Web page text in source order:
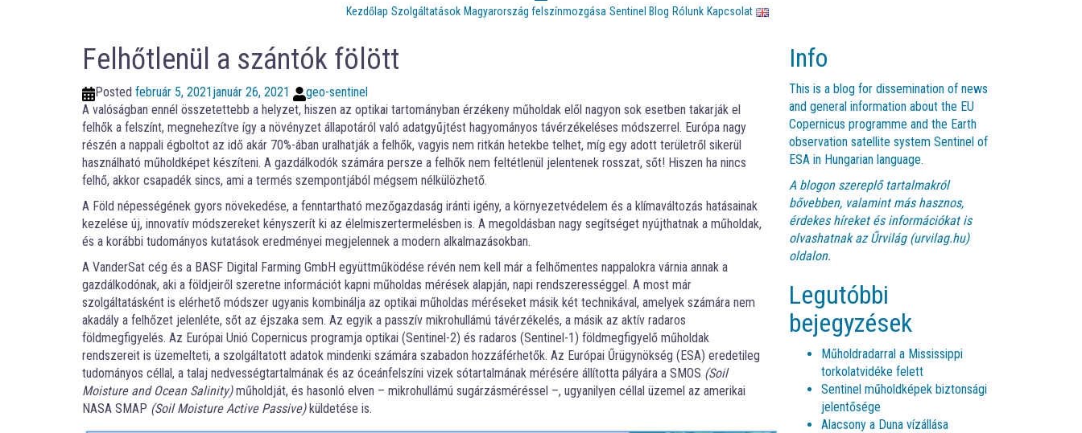
Kezdőlap Szolgáltatások Magyarország felszínmozgása Sentinel Blog Rólunk Kapcsolat
Felhőtlenül a szántók fölött
Posted február 5, 2021január 26, 2021
geo-sentinel
A valóságban ennél összetettebb a helyzet, hiszen az optikai tartományban érzékeny műholdak elől nagyon sok esetben takarják el
felhők a felszínt, megnehezítve így a növényzet állapotáról való adatgyűjtést hagyományos távérzékeléses módszerrel. Európa nagy
részén a nappali égboltot az idő akár 70%-ában uralhatják a felhők, vagyis nem ritkán hetekbe telhet, míg egy adott területről sikerül
használható műholdképet készíteni. A gazdálkodók számára persze a felhők nem feltétlenül jelentenek rosszat, sőt! Hiszen ha nincs
felhő, akkor csapadék sincs, ami a termés szempontjából mégsem nélkülözhető.
A Föld népességének gyors növekedése, a fenntartható mezőgazdaság iránti igény, a környezetvédelem és a klímaváltozás hatásainak
kezelése új, innovatív módszereket kényszerít ki az élelmiszertermelésben is. A megoldásban nagy segítséget nyújthatnak a műholdak,
és a korábbi tudományos kutatások eredményei megjelennek a modern alkalmazásokban.
A VanderSat cég és a BASF Digital Farming GmbH együttműködése révén nem kell már a felhőmentes nappalokra várnia annak a
gazdálkodónak, aki a földjeiről szeretne információt kapni műholdas mérések alapján, napi rendszerességgel. A most már
szolgáltatásként is elérhető módszer ugyanis kombinálja az optikai műholdas méréseket másik két technikával, amelyek számára nem
akadály a felhőzet jelenléte, sőt az éjszaka sem. Az egyik a passzív mikrohullámú távérzékelés, a másik az aktív radaros
földmegfigyelés. Az Európai Unió Copernicus programja optikai (Sentinel-2) és radaros (Sentinel-1) földmegfigyelő műholdak
rendszereit is üzemelteti, a szolgáltatott adatok mindenki számára szabadon hozzáférhetők. Az Európai Űrügynökség (ESA) eredetileg
tudományos céllal, a talaj nedvességtartalmának és az óceánfelszíni vizek sótartalmának mérésére állította pályára a SMOS (Soil
Moisture and Ocean Salinity)műholdját, és hasonló elven – mikrohullámú sugárzásméréssel –, ugyanilyen céllal üzemel az amerikai
NASA SMAP (Soil Moisture Active Passive)küldetése is.
Info
This is a blog for dissemination of news
and general information about the EU
Copernicus programme and the Earth
observation satellite system Sentinel of
ESA in Hungarian language.
A blogon szereplő tartalmakról
bővebben, valamint más hasznos,
érdekes híreket és információkat is
olvashatnak azŰrvilág (urvilag.hu)
oldalon.
Legutóbbi
bejegyzések
Műholdradarral a Mississippi
torkolatvidéke felett
Sentinel műholdképek biztonsági
jelentősége
Alacsony a Duna vízállása